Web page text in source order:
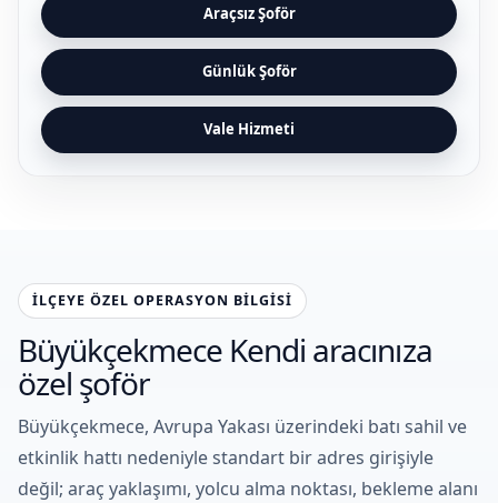
Araçsız Şoför
Günlük Şoför
Vale Hizmeti
İLÇEYE ÖZEL OPERASYON BILGISI
Büyükçekmece Kendi aracınıza
özel şoför
Büyükçekmece, Avrupa Yakası üzerindeki batı sahil ve
etkinlik hattı nedeniyle standart bir adres girişiyle
değil; araç yaklaşımı, yolcu alma noktası, bekleme alanı